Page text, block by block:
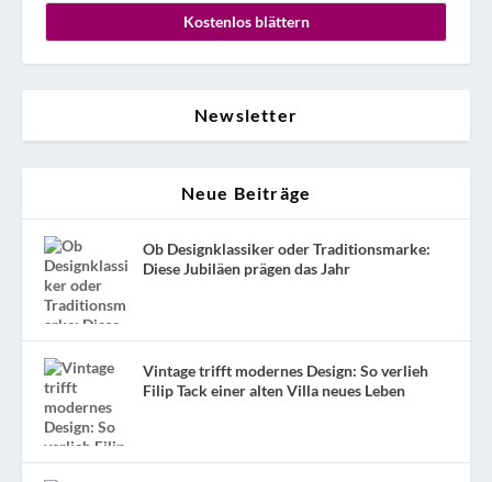
Kostenlos blättern
Newsletter
Neue Beiträge
Ob Designklassiker oder Traditionsmarke:
Diese Jubiläen prägen das Jahr
Vintage trifft modernes Design: So verlieh
Filip Tack einer alten Villa neues Leben